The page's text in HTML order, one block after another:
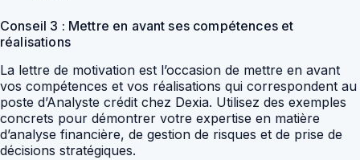
Conseil 3 : Mettre en avant ses compétences et
réalisations
La lettre de motivation est l’occasion de mettre en avant
vos compétences et vos réalisations qui correspondent au
poste d’Analyste crédit chez Dexia. Utilisez des exemples
concrets pour démontrer votre expertise en matière
d’analyse financière, de gestion de risques et de prise de
décisions stratégiques.